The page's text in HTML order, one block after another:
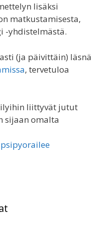
lisäksi
matkustamisesta,
-yhdistelmästä.
(ja päivittäin) läsnä
, tervetuloa
liittyvät jutut
sijaan omalta